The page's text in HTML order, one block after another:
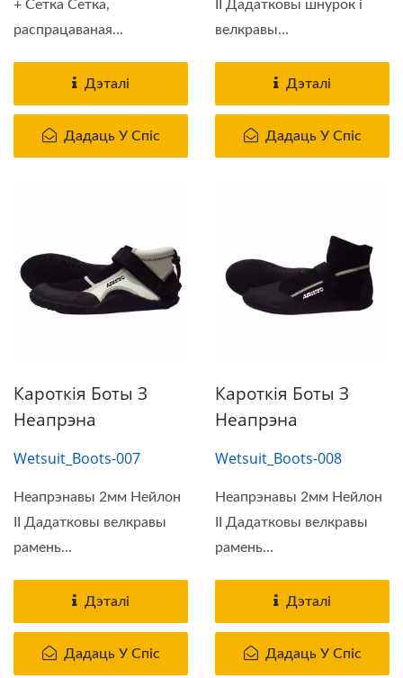
+ Сетка Сетка,
распрацаваная...
Дэталі
Дадаць У Спіс
II Дадатковы шнурок і
велкравы...
Дэталі
Дадаць У Спіс
Кароткія Боты З
Неапрэна
Wetsuit_Boots-007
Неапрэнавы 2мм Нейлон
II Дадатковы велкравы
рамень...
Дэталі
Дадаць У Спіс
Кароткія Боты З
Неапрэна
Wetsuit_Boots-008
Неапрэнавы 2мм Нейлон
II Дадатковы велкравы
рамень...
Дэталі
Дадаць У Спіс